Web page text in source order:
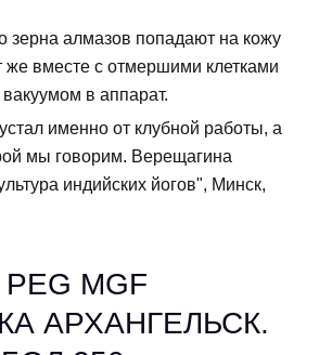
зерна алмазов попадают на кожу
же вместе с отмершими клетками
в аппарат.
именно от клубной работы, а
мы говорим. Верещагина
индийских йогов", Минск,
MGF
АРХАНГЕЛЬСК.